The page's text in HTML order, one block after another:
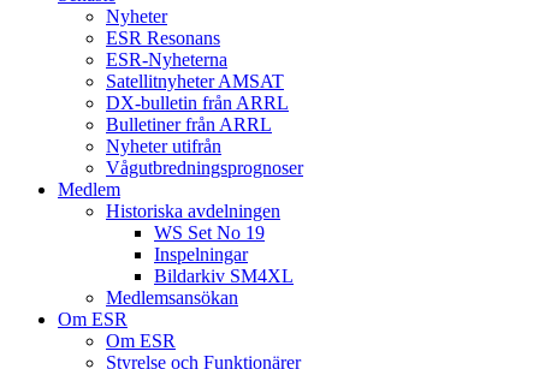
Nyheter
ESR Resonans
ESR-Nyheterna
Satellitnyheter AMSAT
DX-bulletin från ARRL
Bulletiner från ARRL
Nyheter utifrån
Vågutbredningsprognoser
Medlem
Historiska avdelningen
WS Set No 19
Inspelningar
Bildarkiv SM4XL
Medlemsansökan
Om ESR
Om ESR
Styrelse och Funktionärer